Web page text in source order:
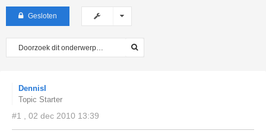
Gesloten
DennisI
Topic Starter
#1 , 02 dec 2010 13:39